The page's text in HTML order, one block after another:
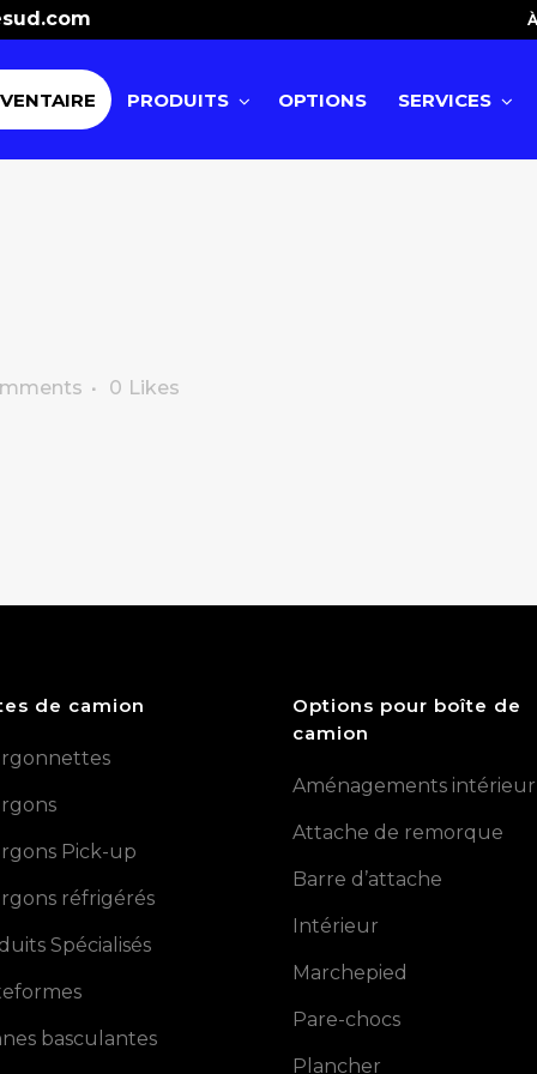
PRODUITS OPTIONS SERVICES
0 Likes
de camion
Pick-up
réfrigérés
Spécialisés
basculantes
Options pour boîte de
camion
Aménagements intérieur
Attache de remorque
Barre d’attache
Intérieur
Marchepied
Pare-chocs
Plancher